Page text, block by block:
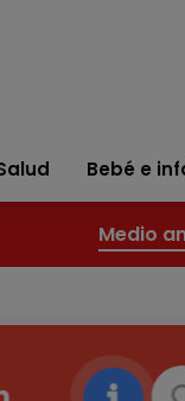
Bebé e
Medio